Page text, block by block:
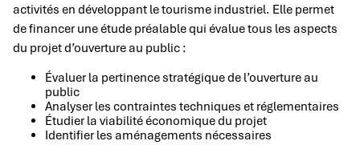
activités en développant le tourisme industriel. Elle permet
de financer une étude préalable qui évalue tous les aspects
du projet d’ouverture au public :
Évaluer la pertinence stratégique de l’ouverture au
public
Analyser les contraintes techniques et réglementaires
Étudier la viabilité économique du projet
Identifier les aménagements nécessaires